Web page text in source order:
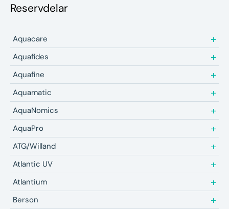
Aquacare
Aquafides
Aquafine
Aquamatic
AquaNomics
AquaPro
ATG/Willand
Atlantic UV
Atlantium
Berson
Reservdelar